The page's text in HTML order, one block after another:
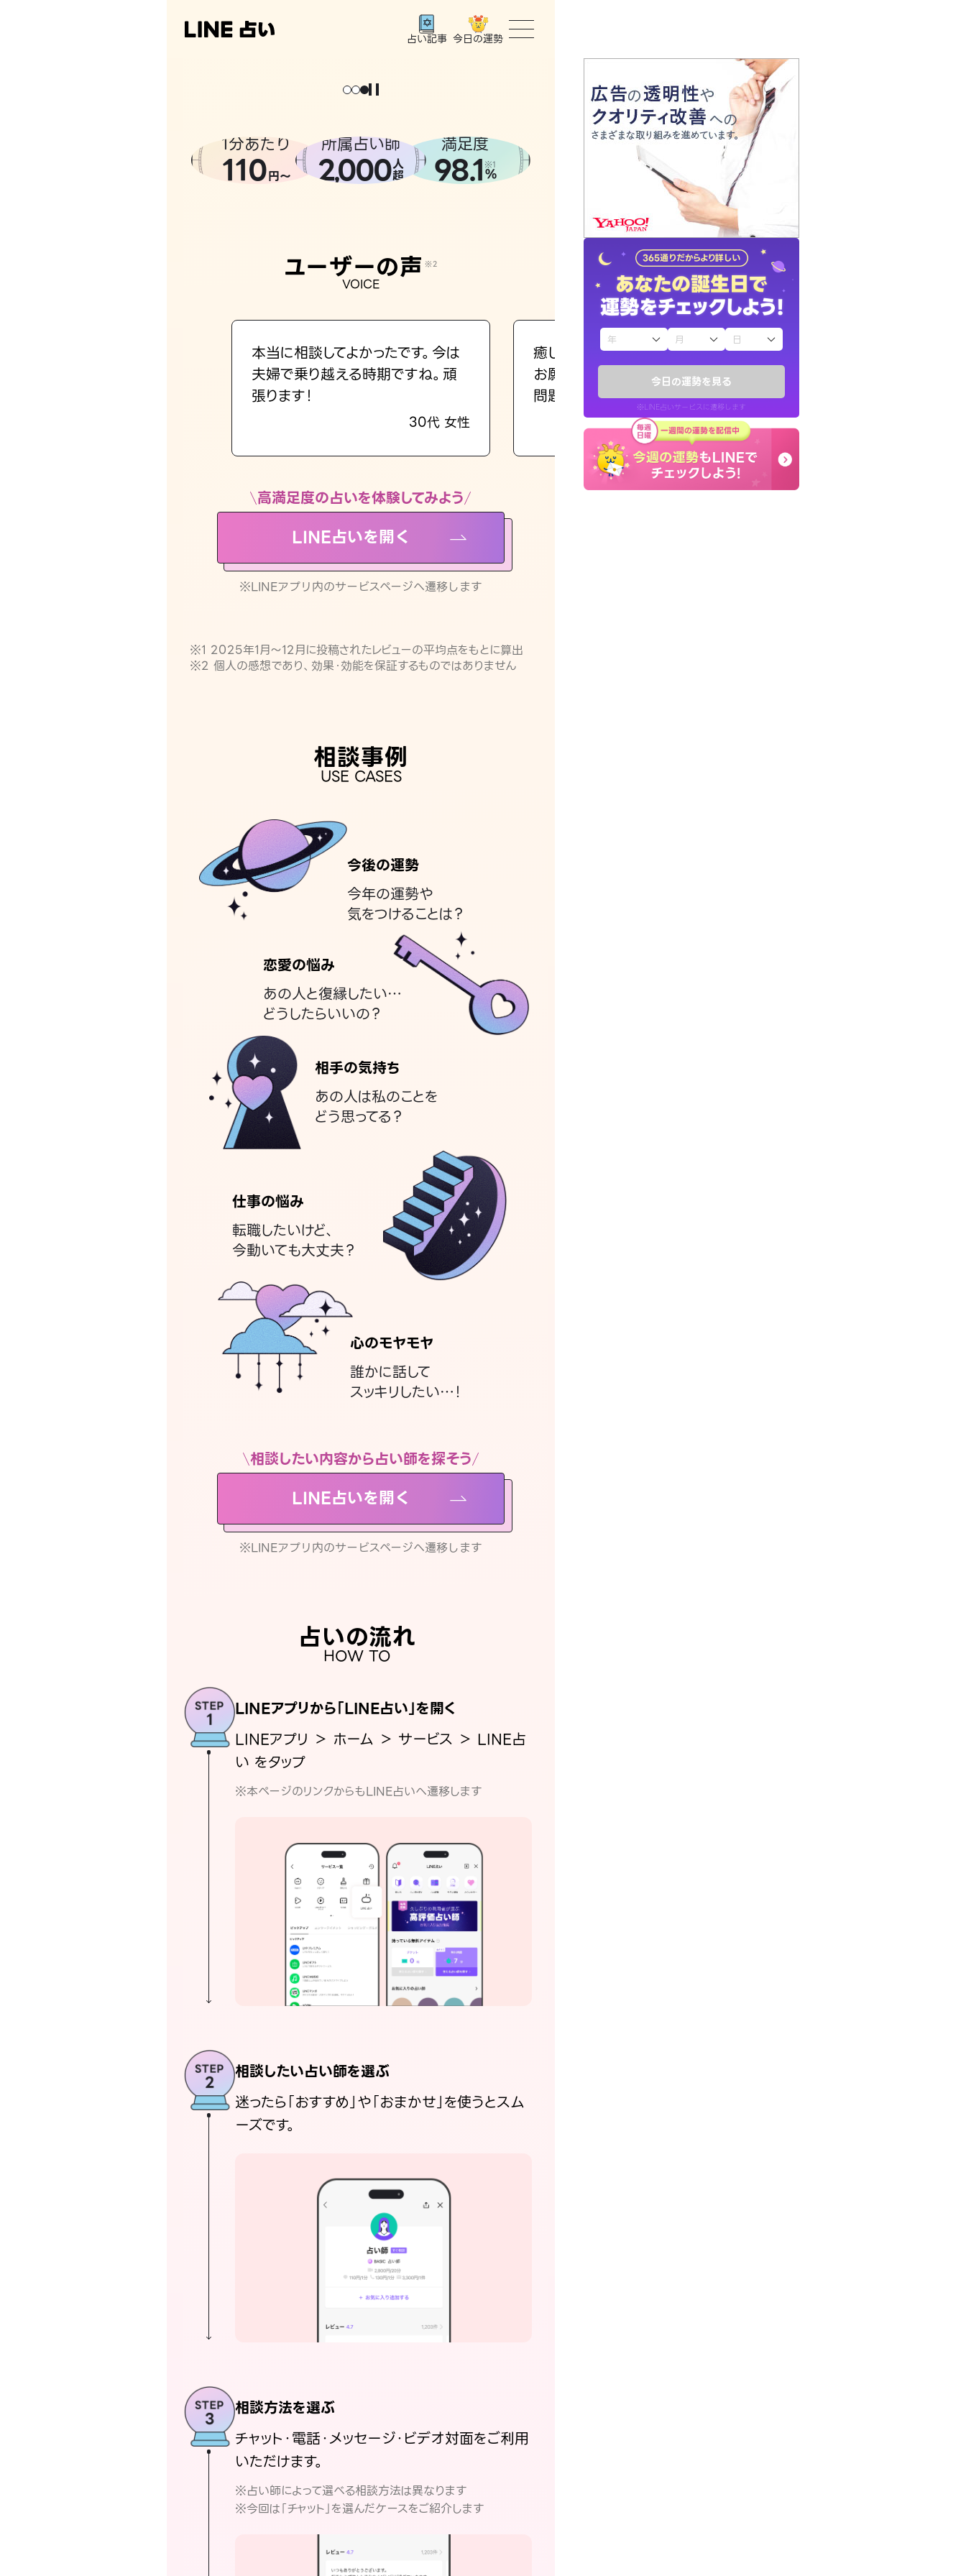
今日の運勢を見る
※LINE占いサービスに遷移します
占い記事 今日の運勢
トップ
ユーザーの声
占いの流れ
おすすめの占い師
よくある質問
えもじの子（占）12星座占い
お知らせ
1分あたり
110円〜
所属占い師
2,000人
超
満足度
98.1 ※1
%
ユーザーの声 ※2
VOICE
本当に相談してよかったです。今は
夫婦で乗り越える時期ですね。頑
張ります！
30代 女性
癒し系でおしゃべりしたくて鑑定を
お願いしてます(笑)
問題解決もピカイチ！
50代 女性
高満足度の占いを体験してみよう
LINE占いを開く
※LINEアプリ内のサービスページへ遷移します
※1 2025年1月〜12月に投稿されたレビューの平均点をもとに算出
※2 個人の感想であり、効果・効能を保証するものではありません
相談事例
USE CASES
今後の運勢
今年の運勢や
気をつけることは？
恋愛の悩み
あの人と復縁したい…
どうしたらいいの？
相手の気持ち
あの人は私のことを
どう思ってる？
仕事の悩み
転職したいけど、
今動いても大丈夫？
心のモヤモヤ
誰かに話して
スッキリしたい…！
相談したい内容から占い師を探そう
LINE占いを開く
※LINEアプリ内のサービスページへ遷移します
占いの流れ
HOW TO
LINEアプリから「LINE占い」を開く
LINEアプリ ＞ ホーム ＞ サービス ＞ LINE占
い をタップ
※本ページのリンクからもLINE占いへ遷移します
相談したい占い師を選ぶ
迷ったら「おすすめ」や「おまかせ」を使うとスム
ーズです。
相談方法を選ぶ
チャット・電話・メッセージ・ビデオ対面をご利用
いただけます。
※占い師によって選べる相談方法は異なります
※今回は「チャット」を選んだケースをご紹介します